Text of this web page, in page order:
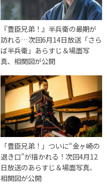
『豊臣兄弟！』半兵衛の最期が
訪れる…次回6月14日放送「さら
ば半兵衛」あらすじ＆場面写
真、相関図が公開
「豊臣兄弟！」ついに“金ヶ崎の
退き口”が描かれる！次回4月12
日放送のあらすじ＆場面写真、
相関図が公開